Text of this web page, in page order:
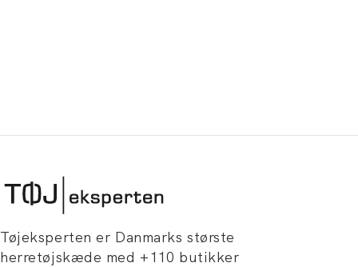
Tøjeksperten er Danmarks største
herretøjskæde med +110 butikker